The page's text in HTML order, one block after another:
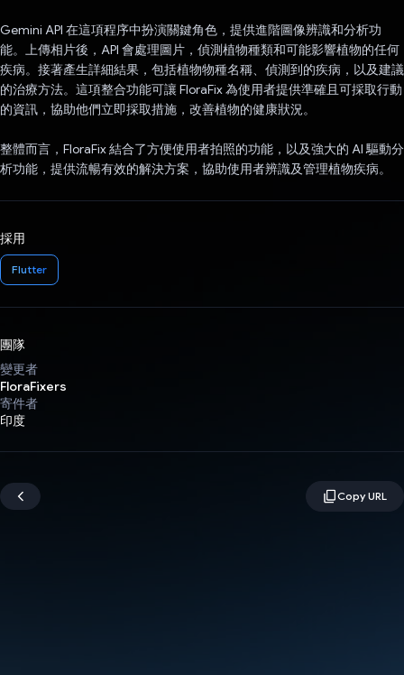
Gemini API 在這項程序中扮演關鍵角色，提供進階圖像辨識和分析功
能。上傳相片後，API 會處理圖片，偵測植物種類和可能影響植物的任何
疾病。接著產生詳細結果，包括植物物種名稱、偵測到的疾病，以及建議
的治療方法。這項整合功能可讓 FloraFix 為使用者提供準確且可採取行動
的資訊，協助他們立即採取措施，改善植物的健康狀況。
整體而言，FloraFix 結合了方便使用者拍照的功能，以及強大的 AI 驅動分
析功能，提供流暢有效的解決方案，協助使用者辨識及管理植物疾病。
採用
Flutter
團隊
變更者
FloraFixers
寄件者
印度